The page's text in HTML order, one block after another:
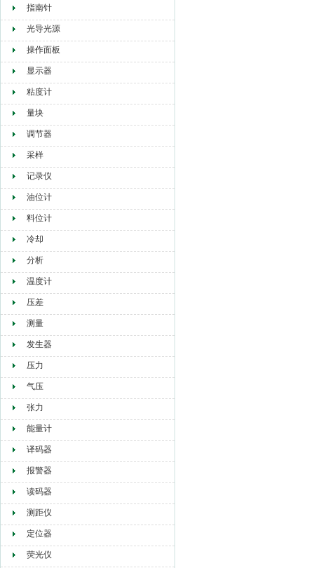
指南针
光导光源
操作面板
显示器
粘度计
量块
调节器
采样
记录仪
油位计
料位计
冷却
分析
温度计
压差
测量
发生器
压力
气压
张力
能量计
译码器
报警器
读码器
测距仪
定位器
荧光仪